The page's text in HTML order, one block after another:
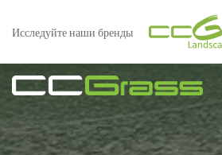
Исследуйте наши бренды